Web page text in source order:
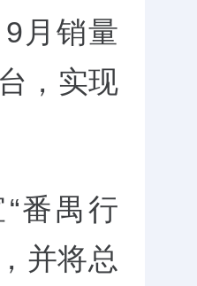
月销量
，实现
番禺行
并将总